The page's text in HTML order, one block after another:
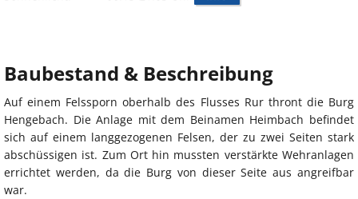
Baubestand & Beschreibung
Auf einem Felssporn oberhalb des Flusses Rur thront die Burg
Hengebach. Die Anlage mit dem Beinamen Heimbach befindet
sich auf einem langgezogenen Felsen, der zu zwei Seiten stark
abschüssigen ist. Zum Ort hin mussten verstärkte Wehranlagen
errichtet werden, da die Burg von dieser Seite aus angreifbar
war.